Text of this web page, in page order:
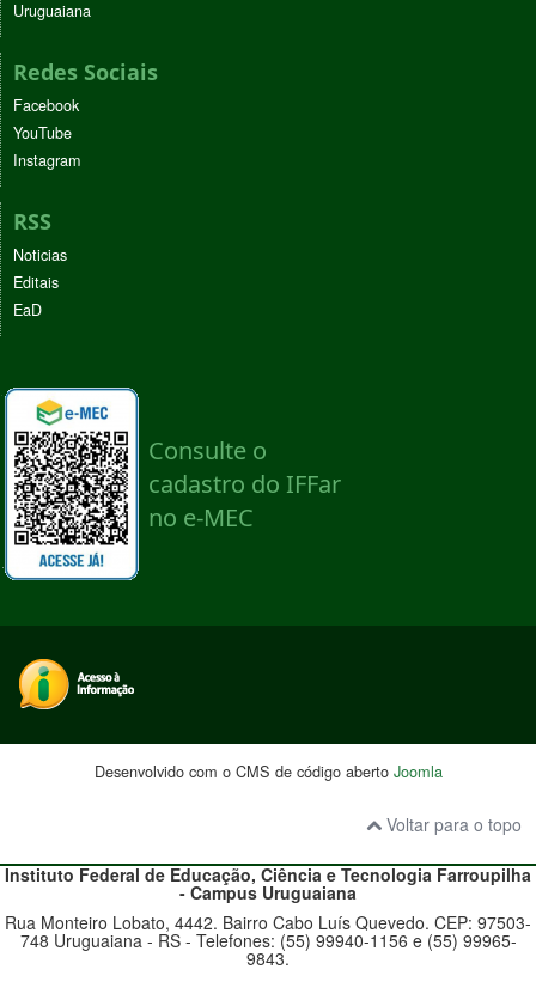
Uruguaiana
Redes Sociais
Facebook
YouTube
Instagram
RSS
Noticias
Editais
EaD
Desenvolvido com o CMS de código aberto Joomla
Voltar para o topo
Instituto Federal de Educação, Ciência e TecnologiaFarroupilha
- Campus Uruguaiana
Rua Monteiro Lobato, 4442. Bairro Cabo Luís Quevedo. CEP: 97503-
748 Uruguaiana - RS - Telefones: (55) 99940-1156 e (55) 99965-
9843.